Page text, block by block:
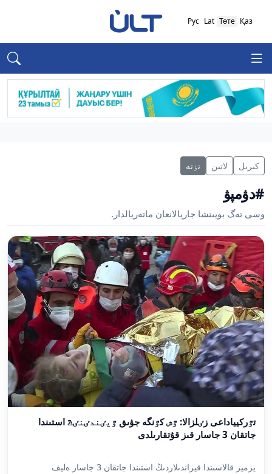
Қаз
Төте
Lat
Рус
كىرىل لاتىن تٶتە
#دۋمپۋ
وسى تەگ بويىنشا جاريالانعان ماتەريالدار.
تٷركيياداعى زٸلزالا: ٷش كٷنگە جۋىق ٷيٸندٸنٸڭ استىندا
جاتقان 3 جاسار قىز قۇتقارىلدى
يزمير قالاسىندا قيراندىلاردىڭ استىندا جاتقان 3 جاسار ەليف